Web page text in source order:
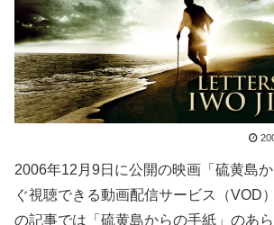
2006年12月9日に公開の映画「硫黄島
ぐ視聴できる動画配信サービス（VOD
の記事では「硫黄島からの手紙」のあ